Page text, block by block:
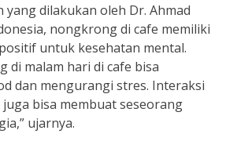
dilakukan oleh Dr. Ahmad
nongkrong di cafe memiliki
untuk kesehatan mental.
di malam hari di cafe bisa
dan mengurangi stres. Interaksi
bisa membuat seseorang
ujarnya.